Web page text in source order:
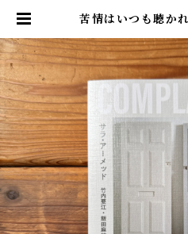
苦情はいつも聴か
結(翻訳) | 尾鷲市
トンガ